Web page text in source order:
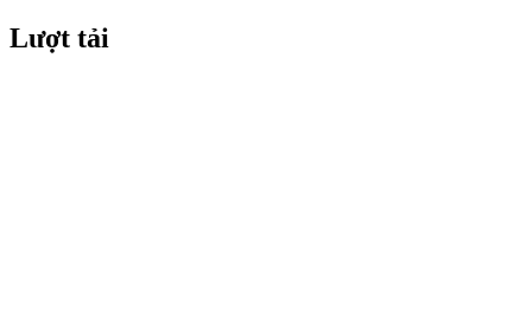
Lượt tải